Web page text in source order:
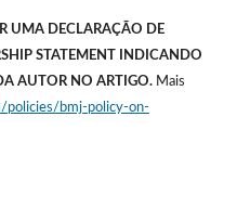
UMA DECLARAÇÃO DE
STATEMENT INDICANDO
AUTOR NO ARTIGO.Mais
policies/bmj-policy-on-